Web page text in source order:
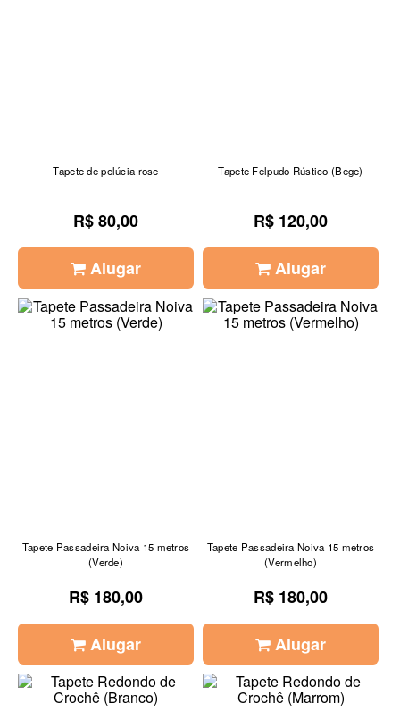
Tapete de pelúcia rose
R$ 80,00
Alugar
Tapete Felpudo Rústico (Bege)
R$ 120,00
Alugar
Tapete Passadeira Noiva 15 metros
(Verde)
R$ 180,00
Alugar
Tapete Passadeira Noiva 15 metros
(Vermelho)
R$ 180,00
Alugar